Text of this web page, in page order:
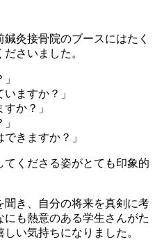
灸接骨院のブースにはたく
さいました。
ますか？」
か？」
きますか？」
くださる姿がとても印象的
き、自分の将来を真剣に考
も熱意のある学生さんがた
い気持ちになりました。